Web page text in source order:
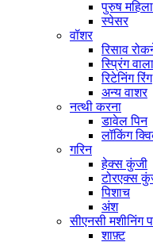
पुरुष
स्पेसर
वॉशर
रिसाव
स्प्रिंग
रिटेनिंग रिंग
अन्य वाशर
नत्थी करना
डावेल पिन
लॉकिंग
गरिन
हेक्स कुंजी
टोरएक्स
पिशाच
अंश
सीएनसी मशीनिंग
शाफ़्ट